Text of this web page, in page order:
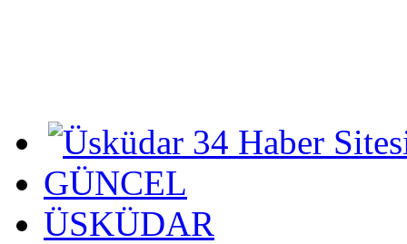
GÜNCEL
ÜSKÜDAR